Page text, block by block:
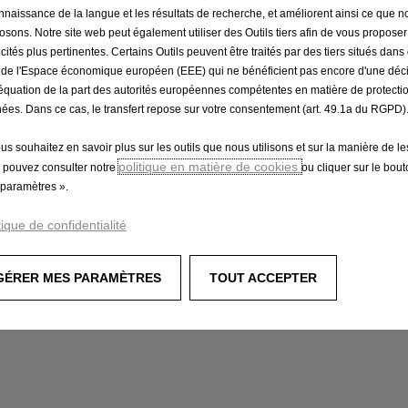
client-side exception has occurred (see the browser console for
de la langue et les résultats de recherche, et améliorent ainsi ce que
Notre site web peut également utiliser des Outils tiers afin de vous
plus pertinentes. Certains Outils peuvent être traités par des tiers situés dans
l'Espace économique européen (EEE) qui ne bénéficient pas encore d'une
de la part des autorités européennes compétentes en matière de
Dans ce cas, le transfert repose sur votre consentement (art. 49.1a du RGPD).
souhaitez en savoir plus sur les outils que nous utilisons et sur la manière de
pouvez consulter notrepolitique en matière de cookies ou cliquer sur le
».
de confidentialité
GÉRER MES PARAMÈTRES TOUT ACCEPTER